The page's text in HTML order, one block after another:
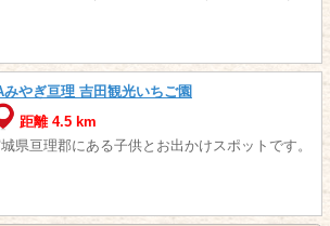
みやぎ亘理 吉田観光いちご園
距離 4.5 km
県亘理郡にある子供とお出かけスポットです。